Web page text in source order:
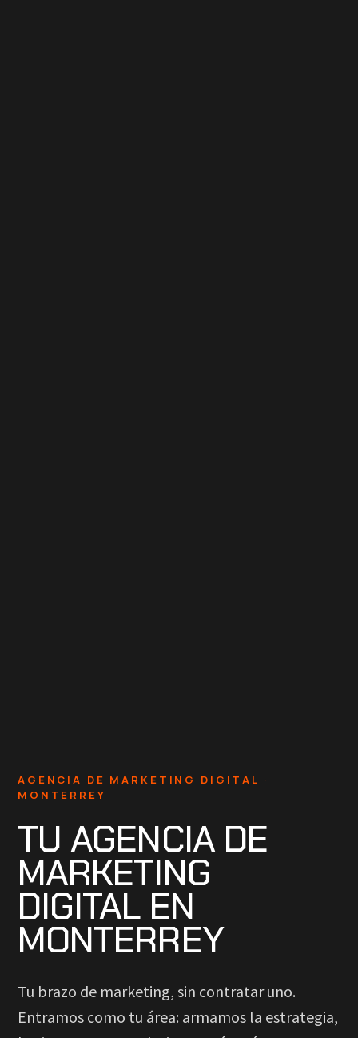
AGENCIA DE MARKETING DIGITAL ·
MONTERREY
TU AGENCIA DE
MARKETING
DIGITAL EN
MONTERREY
Tu brazo de marketing, sin contratar uno.
Entramos como tu área: armamos la estrategia,